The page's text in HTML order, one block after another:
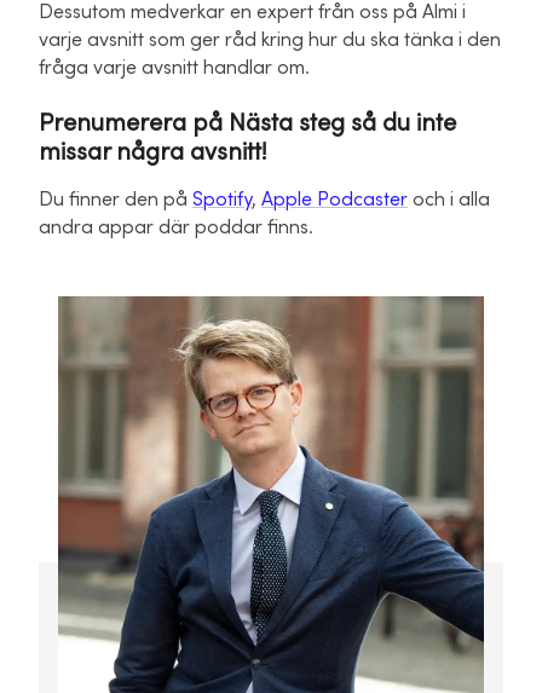
Dessutom medverkar en expert från oss på Almi i
varje avsnitt som ger råd kring hur du ska tänka i den
fråga varje avsnitt handlar om.
Prenumerera på Nästa steg så du inte
missar några avsnitt!
Du finner den på Spotify, Apple Podcaster och i alla
andra appar där poddar finns.